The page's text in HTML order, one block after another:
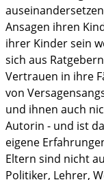
Ansagen ihren
ihrer Kinder sein
sich aus
Vertrauen in ihre
von
und ihnen auch
Autorin - und ist
eigene
Eltern sind nicht
Politiker, Lehrer,